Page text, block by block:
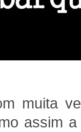
muita
assim